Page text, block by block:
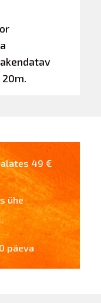
20m.
49 €
ühe
päeva